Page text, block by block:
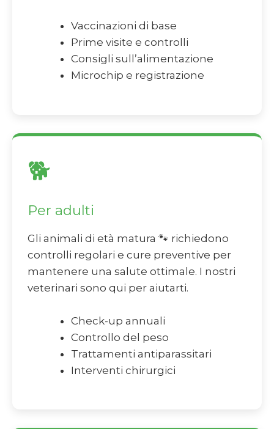
Vaccinazioni di base
Prime visite e controlli
Consigli sull’alimentazione
Microchip e registrazione
🐕
Per adulti
Gli animali di età matura 🐾 richiedono
controlli regolari e cure preventive per
mantenere una salute ottimale. I nostri
veterinari sono qui per aiutarti.
Check-up annuali
Controllo del peso
Trattamenti antiparassitari
Interventi chirurgici